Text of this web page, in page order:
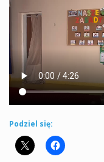
Podziel się: